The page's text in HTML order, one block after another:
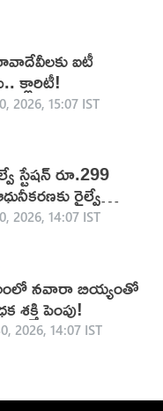
ఐటీ
క్లారిటీ!
2026, 15:07 IST
స్టేషన్ రూ.299
రైల్వే
2026, 14:07 IST
నవారా బియ్యంతో
శక్తి పెంపు!
2026, 14:07 IST